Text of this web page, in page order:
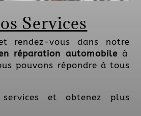
Services
rendez-vous dans notre
réparation automobileà
pouvons répondre à tous
services et obtenez plus